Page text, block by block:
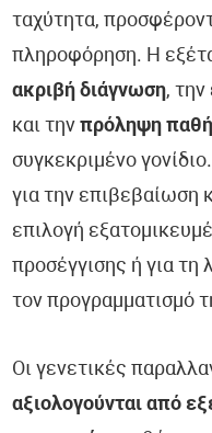
ταχύτητα,
πληροφόρηση. Η
ακριβή διάγνωση, την
και τηνπρόληψη
συγκεκριμένο
για την επιβεβαίωση
επιλογή
προσέγγισης ή για
τον προγραμματισμό
Οι γενετικές
αξιολογούνται από